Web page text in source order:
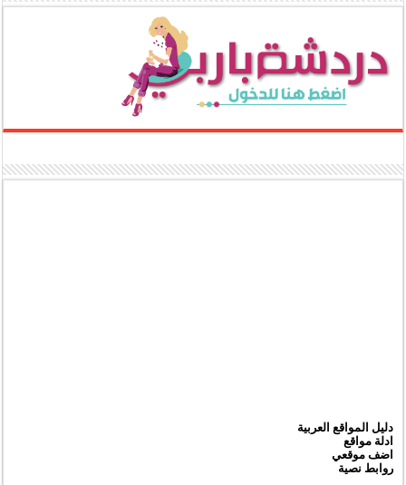
دليل المواقع العربية
ادلة مواقع
اضف موقعي
روابط نصية